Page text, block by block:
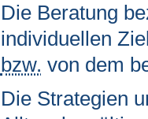
Die Beratung
individuellen
bzw. von dem
Die Strategien